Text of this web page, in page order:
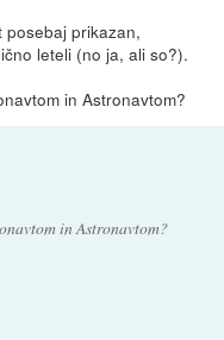
prikazan,
leteli (no ja, ali so?).
in Astronavtom?
in Astronavtom?